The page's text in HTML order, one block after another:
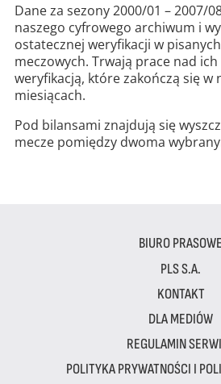
Dane za sezony 2000/01 – 2007/
naszego cyfrowego archiwum i
ostatecznej weryfikacji w
meczowych. Trwają prace nad
weryfikacją, które zakończą się w
miesiącach.
Pod bilansami znajdują się
mecze pomiędzy dwoma
BIURO PRASOWE
PLS S.A.
KONTAKT
DLA MEDIÓW
REGULAMIN
POLITYKA PRYWATNOŚCI I